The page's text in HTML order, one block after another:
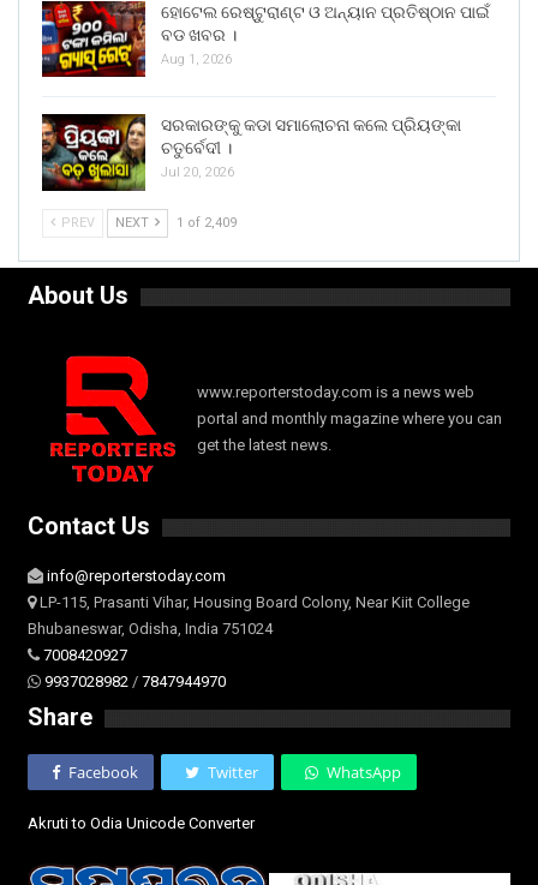
ହୋଟେଲ ରେଷ୍ଟୁରାଣ୍ଟ ଓ ଅନ୍ୟାନ ପ୍ରତିଷ୍ଠାନ ପାଇଁ
ବଡ ଖବର ।
Aug 1, 2026
ସରକାରଙ୍କୁ କଡା ସମାଲୋଚନା କଲେ ପ୍ରିୟଙ୍କା
ଚତୁର୍ବେଦୀ ।
Jul 20, 2026
PREV NEXT 1 of 2,409
About Us
www.reporterstoday.com is a news web
portal and monthly magazine where you can
get the latest news.
Contact Us
info@reporterstoday.com
LP-115, Prasanti Vihar, Housing Board Colony, Near Kiit College
Bhubaneswar, Odisha, India 751024
7008420927
9937028982 / 7847944970
Share
Facebook Twitter WhatsApp
Akruti to Odia Unicode Converter